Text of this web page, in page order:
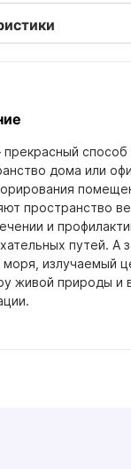
способ
дома или
пространство
и
путей. А
излучаемый
живой природы и